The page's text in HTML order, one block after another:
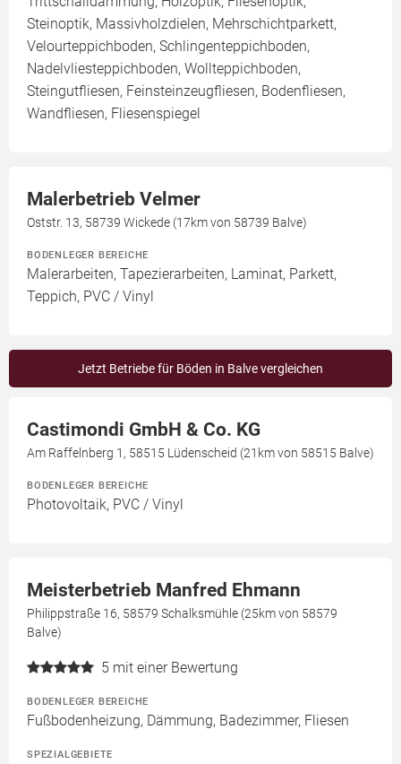
Steinoptik, Massivholzdielen, Mehrschichtparkett,
Velourteppichboden, Schlingenteppichboden,
Nadelvliesteppichboden, Wollteppichboden,
Steingutfliesen, Feinsteinzeugfliesen, Bodenfliesen,
Wandfliesen, Fliesenspiegel
Malerbetrieb Velmer
Oststr. 13, 58739 Wickede (17km von 58739 Balve)
BODENLEGER BEREICHE
Malerarbeiten, Tapezierarbeiten, Laminat, Parkett,
Teppich, PVC / Vinyl
Jetzt Betriebe für Böden in Balve vergleichen
Castimondi GmbH & Co. KG
Am Raffelnberg 1, 58515 Lüdenscheid (21km von 58515 Balve)
BODENLEGER BEREICHE
Photovoltaik, PVC / Vinyl
Meisterbetrieb Manfred Ehmann
Philippstraße 16, 58579 Schalksmühle (25km von 58579
Balve)
5 mit einer Bewertung
BODENLEGER BEREICHE
Fußbodenheizung, Dämmung, Badezimmer, Fliesen
SPEZIALGEBIETE